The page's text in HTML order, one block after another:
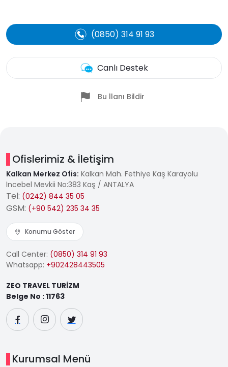
(0850) 314 91 93
Canlı Destek
Bu İlanı Bildir
Ofislerimiz & İletişim
Kalkan Merkez Ofis: Kalkan Mah. Fethiye Kaş Karayolu
İncebel Mevkii No:383 Kaş / ANTALYA
Tel: (0242) 844 35 05
GSM: (+90 542) 235 34 35
Konumu Göster
Call Center: (0850) 314 91 93
Whatsapp: +902428443505
ZEO TRAVEL TURİZM
Belge No : 11763
Kurumsal Menü